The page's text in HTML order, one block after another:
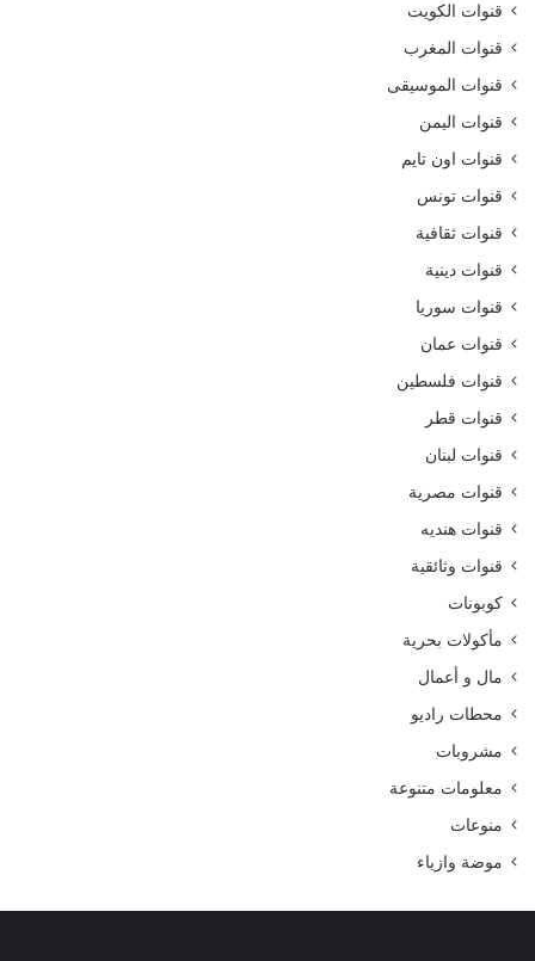
قنوات الكويت
قنوات المغرب
قنوات الموسيقى
قنوات اليمن
قنوات اون تايم
قنوات تونس
قنوات ثقافية
قنوات دينية
قنوات سوريا
قنوات عمان
قنوات فلسطين
قنوات قطر
قنوات لبنان
قنوات مصرية
قنوات هنديه
قنوات وثائقية
كوبونات
مأكولات بحرية
مال و أعمال
محطات راديو
مشروبات
معلومات متنوعة
منوعات
موضة وازياء